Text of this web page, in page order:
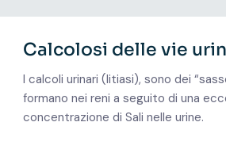
Calcolosi delle vie
I calcoli urinari (litiasi), sono dei
formano nei reni a seguito di una
concentrazione di Sali nelle urine.